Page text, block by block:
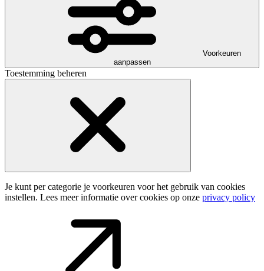
Voorkeuren
aanpassen
Toestemming beheren
Je kunt per categorie je voorkeuren voor het gebruik van cookies
instellen. Lees meer informatie over cookies op onze privacy policy